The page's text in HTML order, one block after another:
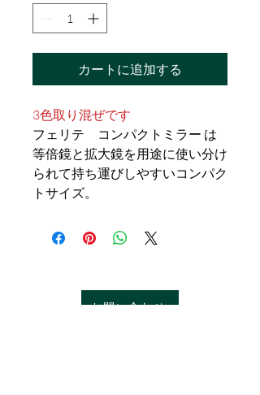
カートに追加する
3色取り混ぜです
フェリテ コンパクトミラー は
等倍鏡と拡大鏡を用途に使い分け
られて持ち運びしやすいコンパク
トサイズ。
お問い合わせ